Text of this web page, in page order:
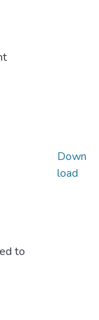
to
Down
load